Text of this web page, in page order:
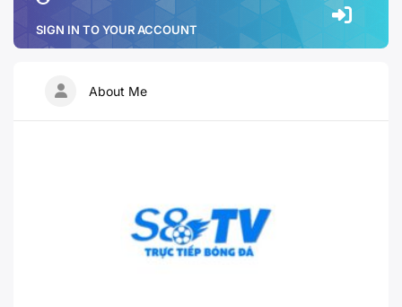
SIGN IN TO YOUR ACCOUNT
About Me